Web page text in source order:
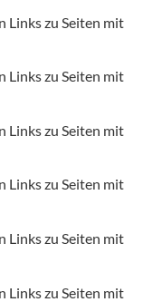
Links zu Seiten mit
Links zu Seiten mit
Links zu Seiten mit
Links zu Seiten mit
Links zu Seiten mit
Links zu Seiten mit